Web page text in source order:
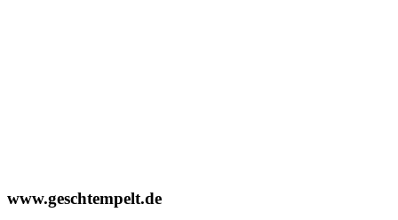
www.geschtempelt.de